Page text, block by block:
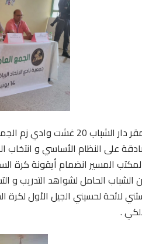
انعقد عشية اليوم بمقر
على النظام الأساسي و انتخاب
المسير انضمام أيقونة كرة
الحامل لشواهد التدريب و
لائحة لحسيني الجيل الأول لكرة
.